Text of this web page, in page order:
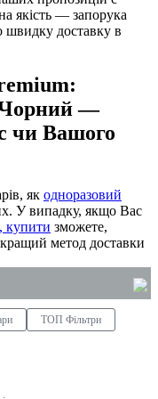
якість — запорука
доставку в
—
чи Вашого
як одноразовий
У випадку, якщо Вас
купити зможете,
метод доставки
ТОП Фільтри